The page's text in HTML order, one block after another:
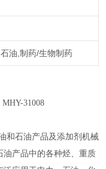
油,制药/生物制药
31008
和石油产品及添加剂机械
油产品中的各种烃、重质